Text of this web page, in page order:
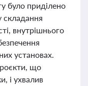
було приділено
складання
внутрішнього
установах.
що
і ухвалив